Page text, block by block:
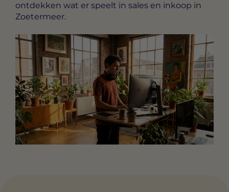
ontdekken wat er speelt in sales en inkoop in
Zoetermeer.